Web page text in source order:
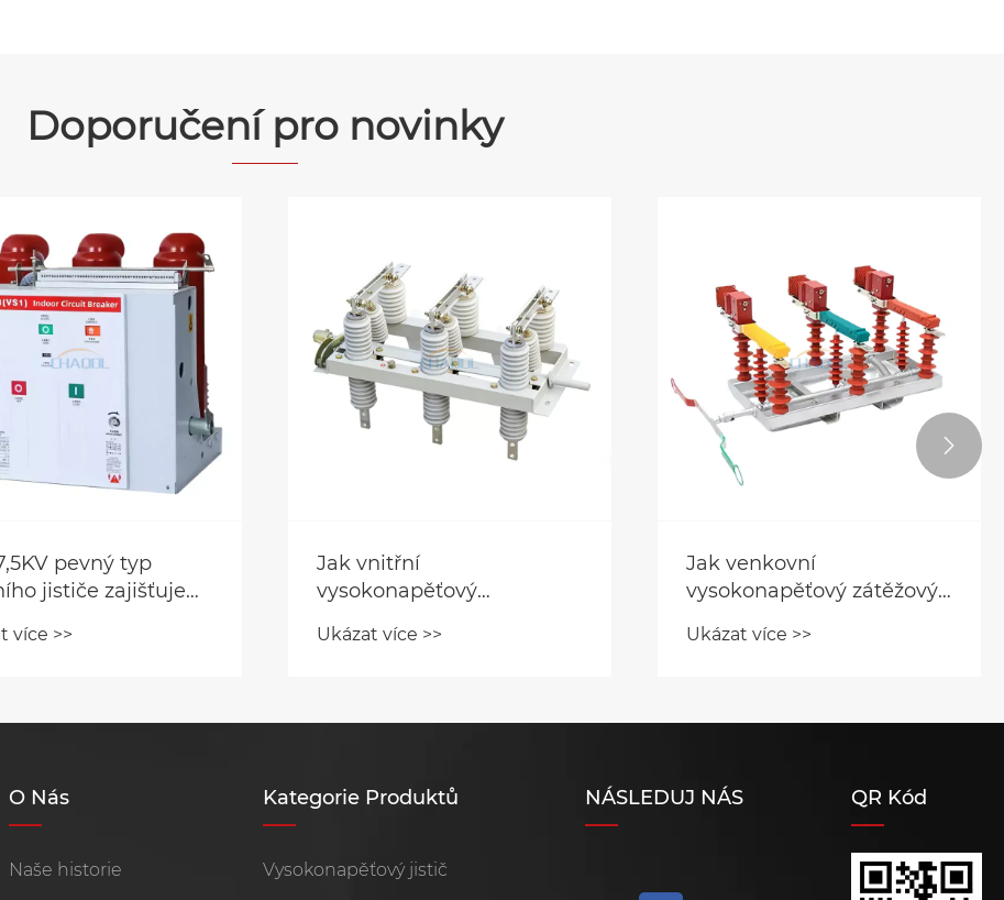
Doporučení pro novinky
pevný typ
jističe zajišťuje
více >>
Jak vnitřní
vysokonapěťový
elektrickou bezpečnost?
Ukázat více >>
Jak venkovní
vysokonapěťový zátěžový
spolehlivost distribuce
Ukázat více >>

O Nás
Naše historie
Kategorie Produktů
Vysokonapěťový jistič
NÁSLEDUJ NÁS QR Kód